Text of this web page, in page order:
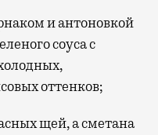
и антоновкой
соуса с
оттенков;
щей, а сметана